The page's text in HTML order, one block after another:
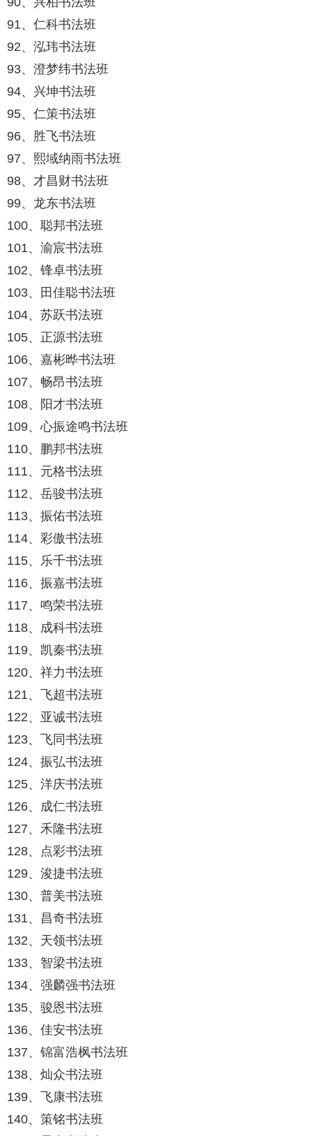
91、仁科书法班
92、泓玮书法班
93、澄梦纬书法班
94、兴坤书法班
95、仁策书法班
96、胜飞书法班
97、熙域纳雨书法班
98、才昌财书法班
99、龙东书法班
100、聪邦书法班
101、渝宸书法班
102、锋卓书法班
103、田佳聪书法班
104、苏跃书法班
105、正源书法班
106、嘉彬晔书法班
107、畅昂书法班
108、阳才书法班
109、心振途鸣书法班
110、鹏邦书法班
111、元格书法班
112、岳骏书法班
113、振佑书法班
114、彩傲书法班
115、乐千书法班
116、振嘉书法班
117、鸣荣书法班
118、成科书法班
119、凯秦书法班
120、祥力书法班
121、飞超书法班
122、亚诚书法班
123、飞同书法班
124、振弘书法班
125、洋庆书法班
126、成仁书法班
127、禾隆书法班
128、点彩书法班
129、浚捷书法班
130、普美书法班
131、昌奇书法班
132、天领书法班
133、智梁书法班
134、强麟强书法班
135、骏恩书法班
136、佳安书法班
137、锦富浩枫书法班
138、灿众书法班
139、飞康书法班
140、策铭书法班